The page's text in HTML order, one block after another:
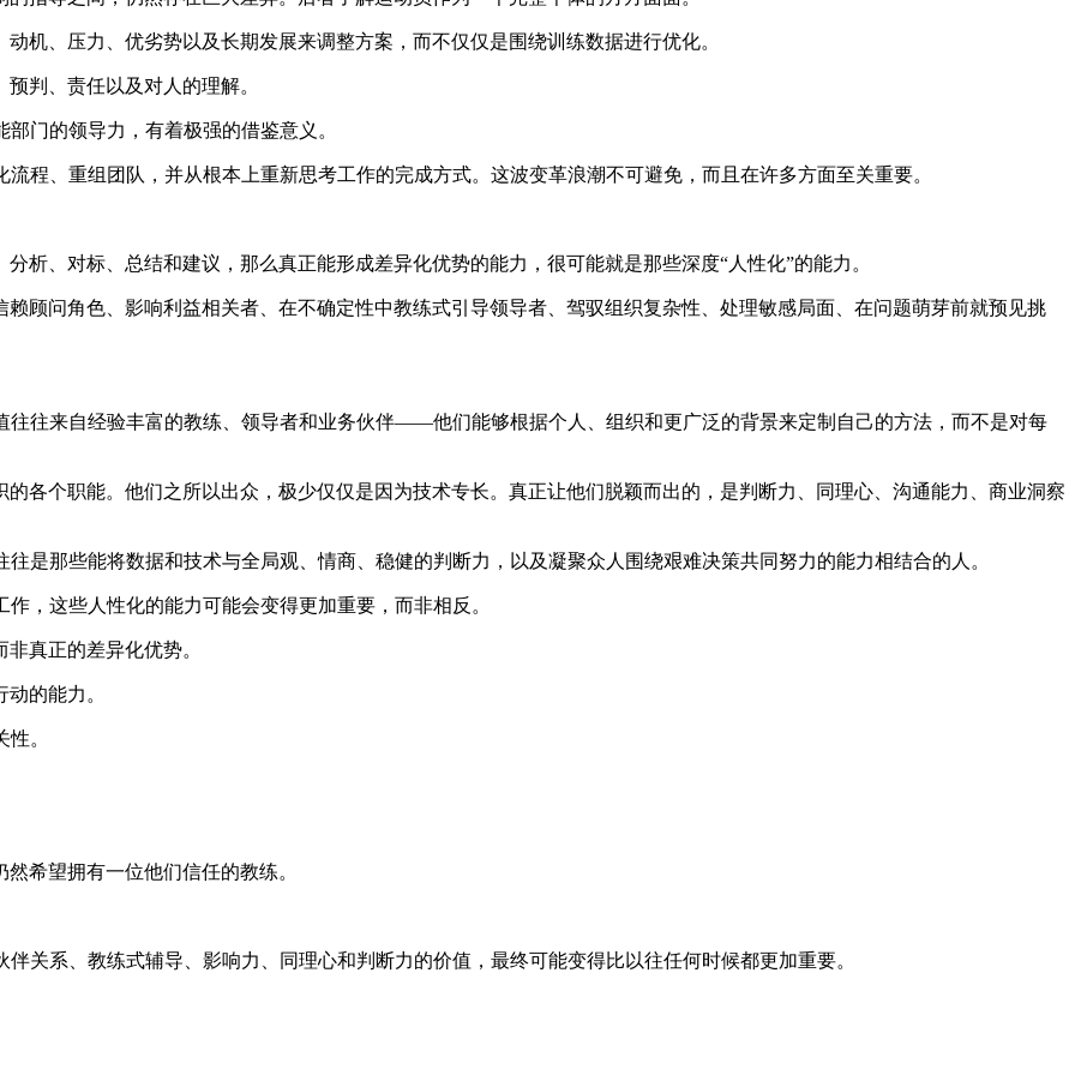
机、压力、优劣势以及长期发展来调整方案，而不仅仅是围绕训练数据进行优化。
判、责任以及对人的理解。
门的领导力，有着极强的借鉴意义。
程、重组团队，并从根本上重新思考工作的完成方式。这波变革浪潮不可避免，而且在许多方面至关重要。
析、对标、总结和建议，那么真正能形成差异化优势的能力，很可能就是那些深度“人性化”的能力。
顾问角色、影响利益相关者、在不确定性中教练式引导领导者、驾驭组织复杂性、处理敏感局面、在问题萌芽前就预见挑
往来自经验丰富的教练、领导者和业务伙伴——他们能够根据个人、组织和更广泛的背景来定制自己的方法，而不是对每
各个职能。他们之所以出众，极少仅仅是因为技术专长。真正让他们脱颖而出的，是判断力、同理心、沟通能力、商业洞察
是那些能将数据和技术与全局观、情商、稳健的判断力，以及凝聚众人围绕艰难决策共同努力的能力相结合的人。
，这些人性化的能力可能会变得更加重要，而非相反。
真正的差异化优势。
的能力。
。
希望拥有一位他们信任的教练。
关系、教练式辅导、影响力、同理心和判断力的价值，最终可能变得比以往任何时候都更加重要。